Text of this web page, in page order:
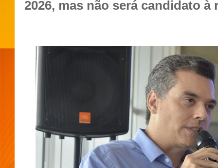
2026, mas não será candidato à